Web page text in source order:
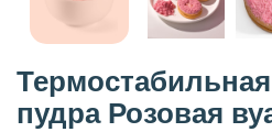
пудра Розовая